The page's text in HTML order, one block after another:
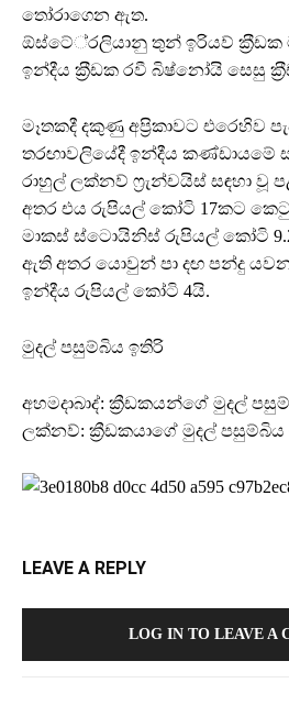
තෝරාගෙන ඇත.
ඕස්ටේ‍්‍රලියානු තුන් ඉරියව්
ඉන්දීය ක‍්‍රීඩක රවී බිෂ්නෝයි සෙසු
මෑතකදී දකුණු අප්‍රිකාවට එරෙහිව
තරඟාවලියේදී ඉන්දීය කණ්ඩායමේ
රාහුල් ලක්නව් ෆ්‍රැන්චයිස් සඳහා වූ
අතර එය රුපියල් කෝටි 17කට
මාකස් ස්ටොයිනිස් රුපියල් කෝටි
ඇති අතර යොවුන් පා දඟ පන්දු
ඉන්දීය රුපියල් කෝටි 4යි.
මුදල් පසුම්බිය ඉතිරි
අහමදාබාද්: ක්‍රීඩකයන්ගේ මුදල්
ලක්නව්: ක්‍රීඩකයාගේ මුදල් පසුම්බිය
LEAVE A REPLY
LOG IN TO LEAVE A